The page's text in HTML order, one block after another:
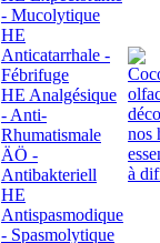
- Mucolytique
HE
Anticatarrhale -
Fébrifuge
HE Analgésique
- Anti-
Rhumatismale
ÄÖ -
Antibakteriell
HE
Antispasmodique
- Spasmolytique